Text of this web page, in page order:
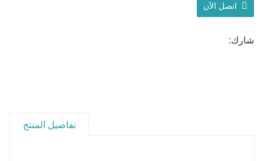
اتصل الآن
شارك:
تفاصيل المنتج